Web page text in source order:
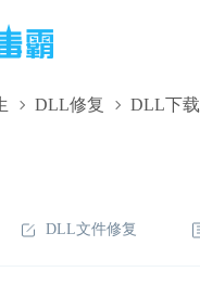
DLL修复 DLL下载
下载,zqumoa.dll修复
DLL文件修复